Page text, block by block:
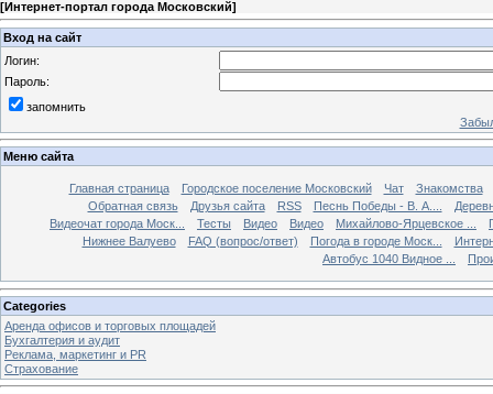
[Интернет-портал города Московский]
Вход на сайт
Логин:
Пароль:
запомнить
Меню сайта
Главная страница Городское поселение Московский Чат
Знакомства
Обратная связь
Друзья сайта RSS Песнь Победы - В. А....
Видеочат города Моск...
Тесты Видео Видео Михайлово-Ярцевское ...
Нижнее Валуево
FAQ (вопрос/ответ) Погода в городе Моск...
Автобус 1040 Видное ...
Categories
Аренда офисов и торговых площадей
Бухгалтерия и аудит
Реклама, маркетинг и PR
Страхование